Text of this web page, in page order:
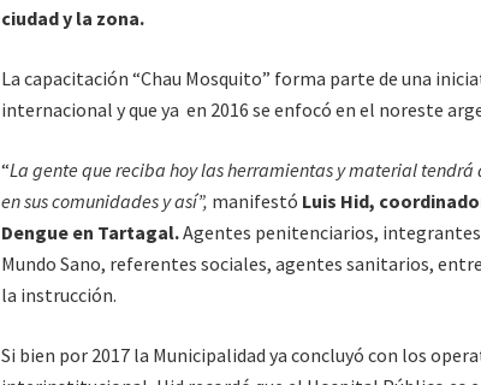
ciudad y la zona.
La capacitación “Chau Mosquito” forma parte de una
internacional y que ya en 2016 se enfocó en el noreste
“La gente que reciba hoy las herramientas y material
en sus comunidades y así”, manifestó Luis Hid,
Dengue en Tartagal.Agentes penitenciarios, integrantes
Mundo Sano, referentes sociales, agentes sanitarios,
la instrucción.
Si bien por 2017 la Municipalidad ya concluyó con los